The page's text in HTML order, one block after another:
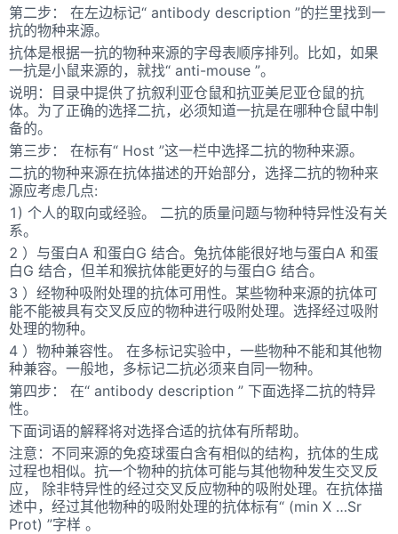
第二步： 在左边标记“ antibody description ”的拦里找到一
抗的物种来源。
抗体是根据一抗的物种来源的字母表顺序排列。比如，如果
一抗是小鼠来源的，就找“ anti-mouse ”。
说明：目录中提供了抗叙利亚仓鼠和抗亚美尼亚仓鼠的抗
体。为了正确的选择二抗，必须知道一抗是在哪种仓鼠中制
备的。
第三步： 在标有“ Host ”这一栏中选择二抗的物种来源。
二抗的物种来源在抗体描述的开始部分，选择二抗的物种来
源应考虑几点:
1) 个人的取向或经验。 二抗的质量问题与物种特异性没有关
系。
2 ）与蛋白A 和蛋白G 结合。兔抗体能很好地与蛋白A 和蛋
白G 结合，但羊和猴抗体能更好的与蛋白G 结合。
3 ）经物种吸附处理的抗体可用性。某些物种来源的抗体可
能不能被具有交叉反应的物种进行吸附处理。选择经过吸附
处理的物种。
4 ）物种兼容性。 在多标记实验中，一些物种不能和其他物
种兼容。一般地，多标记二抗必须来自同一物种。
第四步： 在“ antibody description ” 下面选择二抗的特异
性。
下面词语的解释将对选择合适的抗体有所帮助。
注意：不同来源的免疫球蛋白含有相似的结构，抗体的生成
过程也相似。抗一个物种的抗体可能与其他物种发生交叉反
应， 除非特异性的经过交叉反应物种的吸附处理。在抗体描
述中，经过其他物种的吸附处理的抗体标有“ (min X …Sr
Prot) ”字样 。